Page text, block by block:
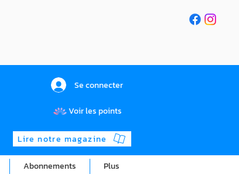
Se connecter
Voir les points
Lire notre magazine
Abonnements Plus